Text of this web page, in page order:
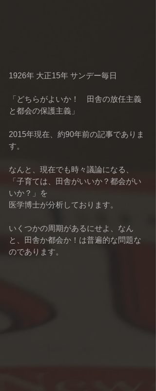
1926年 大正15年 サンデー毎日
「どちらがよいか！　田舎の放任主義
と都会の保護主義」
2015年現在、約90年前の記事でありま
す。
なんと、現在でも時々議論になる、
「子育ては、田舎がいいか？都会がい
いか？」を
医学博士が分析しております。
いくつかの周期があるにせよ、なん
と、田舎か都会か！は普遍的な問題な
のであります。